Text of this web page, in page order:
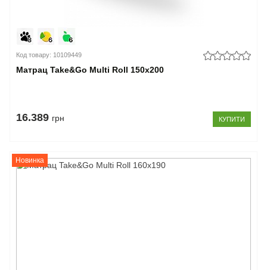
Код товару: 10109449
Матрац Take&Go Multi Roll 150x200
16.389 грн КУПИТИ
Новинка